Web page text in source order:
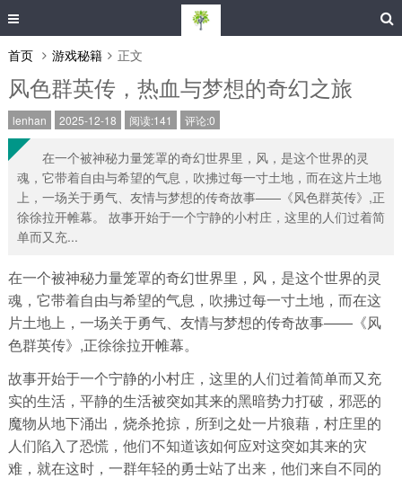
首页 游戏秘籍 正文
风色群英传，热血与梦想的奇幻之旅
lenhan 2025-12-18 阅读:141 评论:0
在一个被神秘力量笼罩的奇幻世界里，风，是这个世界的灵
魂，它带着自由与希望的气息，吹拂过每一寸土地，而在这片土地
上，一场关于勇气、友情与梦想的传奇故事——《风色群英传》,正
徐徐拉开帷幕。 故事开始于一个宁静的小村庄，这里的人们过着简
单而又充...
在一个被神秘力量笼罩的奇幻世界里，风，是这个世界的灵
魂，它带着自由与希望的气息，吹拂过每一寸土地，而在这
片土地上，一场关于勇气、友情与梦想的传奇故事——《风
色群英传》,正徐徐拉开帷幕。
故事开始于一个宁静的小村庄，这里的人们过着简单而又充
实的生活，平静的生活被突如其来的黑暗势力打破，邪恶的
魔物从地下涌出，烧杀抢掠，所到之处一片狼藉，村庄里的
人们陷入了恐慌，他们不知道该如何应对这突如其来的灾
难，就在这时，一群年轻的勇士站了出来，他们来自不同的